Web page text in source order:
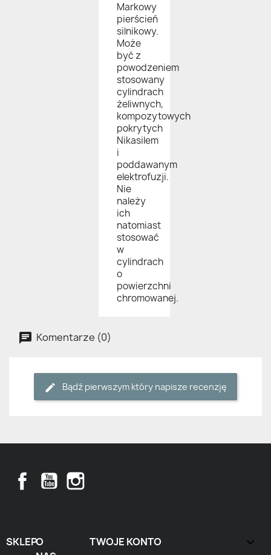
Markowy
pierścień
silnikowy.
Może
być z
powodzeniem
stosowany
cylindrach
żeliwnych,
kompozytowych
pokrytych
Nikasilem
i
poddawanym
elektrofuzji.
Nie
należy
ich
natomiast
stosować
w
cylindrach
o
powierzchni
chromowanej.
Komentarze (0)
Bądź pierwszym który napisze recenzję
FacebookYouTube
SKLEPO
TWOJE KONTO 